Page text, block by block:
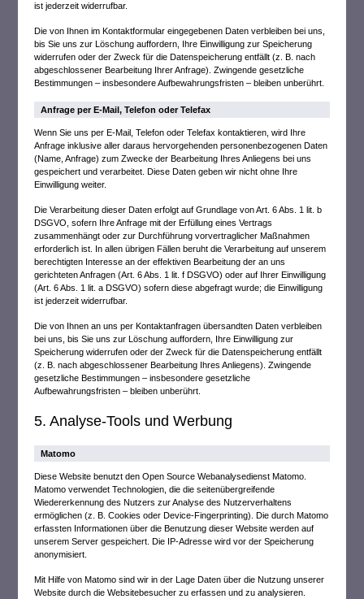
ist jederzeit widerrufbar.
Die von Ihnen im Kontaktformular eingegebenen Daten verbleiben bei uns,
bis Sie uns zur Löschung auffordern, Ihre Einwilligung zur Speicherung
widerrufen oder der Zweck für die Datenspeicherung entfällt (z. B. nach
abgeschlossener Bearbeitung Ihrer Anfrage). Zwingende gesetzliche
Bestimmungen – insbesondere Aufbewahrungsfristen – bleiben unberührt.
Anfrage per E-Mail, Telefon oder Telefax
Wenn Sie uns per E-Mail, Telefon oder Telefax kontaktieren, wird Ihre
Anfrage inklusive aller daraus hervorgehenden personenbezogenen Daten
(Name, Anfrage) zum Zwecke der Bearbeitung Ihres Anliegens bei uns
gespeichert und verarbeitet. Diese Daten geben wir nicht ohne Ihre
Einwilligung weiter.
Die Verarbeitung dieser Daten erfolgt auf Grundlage von Art. 6 Abs. 1 lit. b
DSGVO, sofern Ihre Anfrage mit der Erfüllung eines Vertrags
zusammenhängt oder zur Durchführung vorvertraglicher Maßnahmen
erforderlich ist. In allen übrigen Fällen beruht die Verarbeitung auf unserem
berechtigten Interesse an der effektiven Bearbeitung der an uns
gerichteten Anfragen (Art. 6 Abs. 1 lit. f DSGVO) oder auf Ihrer Einwilligung
(Art. 6 Abs. 1 lit. a DSGVO) sofern diese abgefragt wurde; die Einwilligung
ist jederzeit widerrufbar.
Die von Ihnen an uns per Kontaktanfragen übersandten Daten verbleiben
bei uns, bis Sie uns zur Löschung auffordern, Ihre Einwilligung zur
Speicherung widerrufen oder der Zweck für die Datenspeicherung entfällt
(z. B. nach abgeschlossener Bearbeitung Ihres Anliegens). Zwingende
gesetzliche Bestimmungen – insbesondere gesetzliche
Aufbewahrungsfristen – bleiben unberührt.
5. Analyse-Tools und Werbung
Matomo
Diese Website benutzt den Open Source Webanalysedienst Matomo.
Matomo verwendet Technologien, die die seitenübergreifende
Wiedererkennung des Nutzers zur Analyse des Nutzerverhaltens
ermöglichen (z. B. Cookies oder Device-Fingerprinting). Die durch Matomo
erfassten Informationen über die Benutzung dieser Website werden auf
unserem Server gespeichert. Die IP-Adresse wird vor der Speicherung
anonymisiert.
Mit Hilfe von Matomo sind wir in der Lage Daten über die Nutzung unserer
Website durch die Websitebesucher zu erfassen und zu analysieren.